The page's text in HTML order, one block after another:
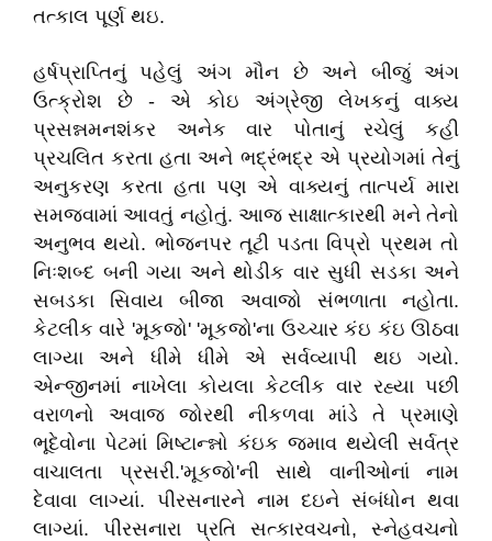
તત્કાલ પૂર્ણ થઇ.
હર્ષપ્રાપ્તિનું પહેલું અંગ મૌન છે અને બીજું અંગ
ઉત્ક્રોશ છે - એ કોઇ અંગ્રેજી લેખકનું વાક્ય
પ્રસન્નમનશંકર અનેક વાર પોતાનું રચેલું કહી
પ્રચલિત કરતા હતા અને ભદ્રંભદ્ર એ પ્રયોગમાં તેનું
અનુકરણ કરતા હતા પણ એ વાક્યનું તાત્પર્ય મારા
સમજવામાં આવતું નહોતું. આજ સાક્ષાત્કારથી મને તેનો
અનુભવ થયો. ભોજનપર તૂટી પડતા વિપ્રો પ્રથમ તો
નિઃશબ્દ બની ગયા અને થોડીક વાર સુધી સડકા અને
સબડકા સિવાય બીજા અવાજો સંભળાતા નહોતા.
કેટલીક વારે 'મૂકજો' 'મૂકજો'ના ઉચ્ચાર કંઇ કંઇ ઊઠવા
લાગ્યા અને ધીમે ધીમે એ સર્વવ્યાપી થઇ ગયો.
એન્જીનમાં નાખેલા કોયલા કેટલીક વાર રહ્યા પછી
વરાળનો અવાજ જોરથી નીકળવા માંડે તે પ્રમાણે
ભૂદેવોના પેટમાં મિષ્ટાન્ન્નો કંઇક જમાવ થયેલી સર્વત્ર
વાચાલતા પ્રસરી.'મૂકજો'ની સાથે વાનીઓનાં નામ
દેવાવા લાગ્યાં. પીરસનારને નામ દઇને સંબંધોન થવા
લાગ્યાં. પીરસનારા પ્રતિ સત્કારવચનો, સ્નેહવચનો